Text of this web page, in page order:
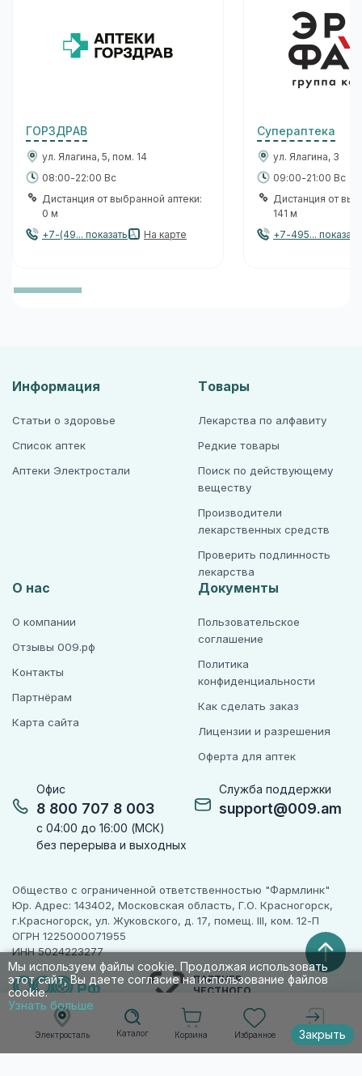
Электросталь Каталог Корзина Избранное Войти
ГОРЗДРАВ
ул. Ялагина, 5, пом. 14
08:00-22:00 Вс
Дистанция от выбранной аптеки:
0 м
+7-(49... показать
На карте
Супераптека
ул. Ялагина, 3
09:00-21:00 Вс
Дистанция от
141 м
+7-495... показать
Мы используем файлы cookie. Продолжая использовать
этот сайт, Вы даете согласие на использование файлов
cookie.
Узнать больше
Закрыть
Офис
8 800 707 8 003
с 04:00 до 16:00 (МСК)
без перерыва и выходных
Служба поддержки
support@009.am
Информация
Статьи о здоровье
Список аптек
Аптеки Электростали
Товары
Лекарства по алфавиту
Редкие товары
Поиск по действующему
веществу
Производители
лекарственных средств
Проверить подлинность
лекарства
О нас
О компании
Отзывы 009.рф
Контакты
Партнёрам
Карта сайта
Документы
Пользовательское
соглашение
Политика
конфиденциальности
Как сделать заказ
Лицензии и разрешения
Оферта для аптек
Общество с ограниченной ответственностью "Фармлинк"
Юр. Адрес: 143402, Московская область, Г.О. Красногорск,
г.Красногорск, ул. Жуковского, д. 17, помещ. III, ком. 12-П
ОГРН 1225000071955
ИНН 5024223277
ПАРТНЕР
ЧЕСТНОГО